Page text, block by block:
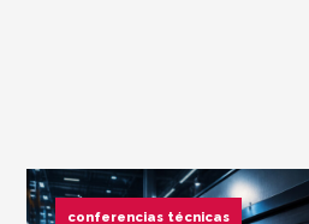
conferencias técnicas